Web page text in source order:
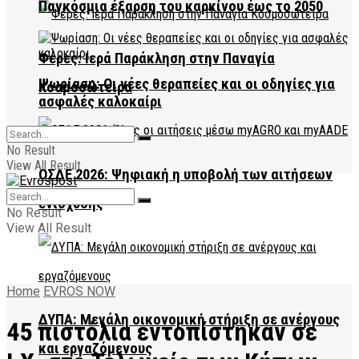
Φέρες: Ιερά Παράκληση στην Παναγία
Κοσμοσώτειρα
ΟΣΔΕ 2026: Ψηφιακή η υποβολή των αιτήσεων
ενίσχυσης
ΔΥΠΑ: Μεγάλη οικονομική στήριξη σε ανέργους
και εργαζόμενους
Παγκόσμια έξαρση του καρκίνου έως το 2050
Ψωρίαση: Οι νέες θεραπείες και οι οδηγίες για
ασφαλές καλοκαίρι
No Result
View All Result
No Result
View All Result
Home EVROS NOW
45 πιστόλια εντοπίστηκαν σε